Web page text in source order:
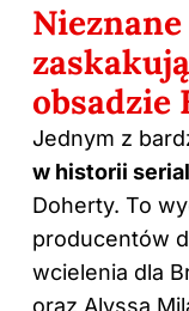
obsadzie
Jednym z
w historii
Doherty. To
producentów
wcielenia dla
oraz Alyssa